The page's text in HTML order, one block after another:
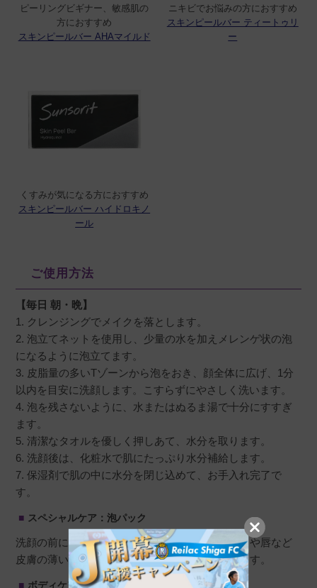
ピーリングビギナー、敏感肌の
方におすすめ
スキンピールバー AHAマイルド
ニキビでお悩みの方におすすめ
スキンピールバー ティートゥリ
ー
くすみが気になる方におすすめ
スキンピールバー ハイドロキノ
ール
ご使用方法
【毎日 朝・晩】
1. クレンジングでメイクを落とします。
2. 泡立てネットを使用し、少量の水を加えメレンゲ状の泡
になるように泡立てます。
3. 皮脂量の多いTゾーンから泡をおき、顔全体に広げ、1分
以内を目安に洗顔します。こすらずにやさしく洗います。
4. 泡を残さないように、水またはぬるま湯で十分にすすぎ
ます。
5. 清潔なタオルを優しく押しあて、水分を取ります。
6. 洗顔後は、化粧水で肌にたっぷり水分補給します。
7. 保湿剤で肌の中に水分を閉じ込めて、お手入れ完了で
す。
スペシャルケア：泡パック
洗顔の前に、週1～2回行ってください。目の周りや唇など
皮膚の薄い部分を避け、泡をのせて2〜3分おきます。
ボディケア